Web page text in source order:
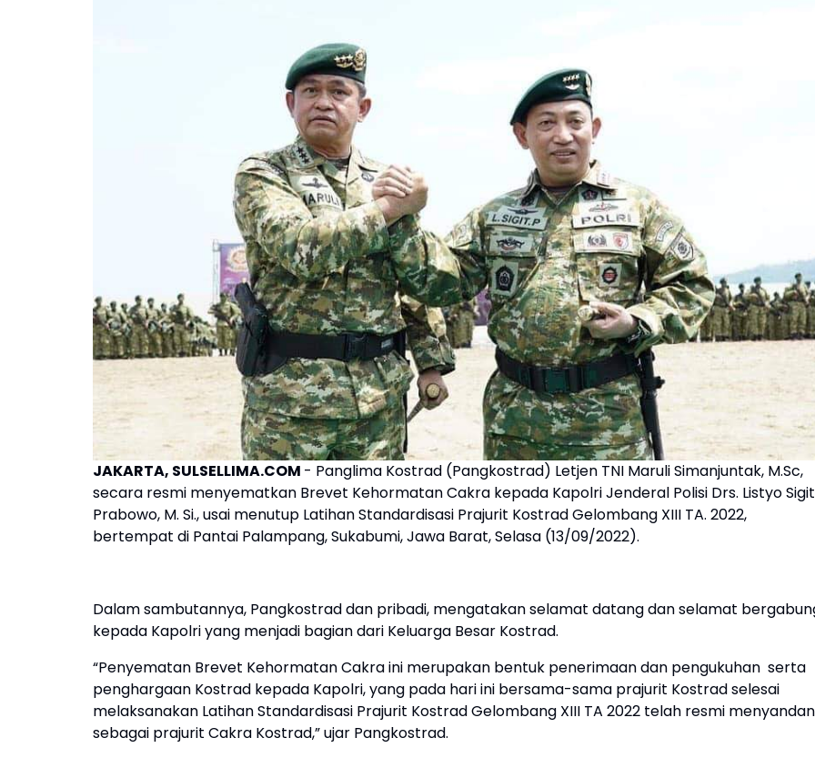
JAKARTA, SULSELLIMA.COM - Panglima Kostrad (Pangkostrad) Letjen TNI Maruli Simanjuntak, M.Sc,
secara resmi menyematkan Brevet Kehormatan Cakra kepada Kapolri Jenderal Polisi Drs. Listyo Sigit
Prabowo, M. Si., usai menutup Latihan Standardisasi Prajurit Kostrad Gelombang XIII TA. 2022,
bertempat di Pantai Palampang, Sukabumi, Jawa Barat, Selasa (13/09/2022).
Dalam sambutannya, Pangkostrad dan pribadi, mengatakan selamat datang dan selamat
kepada Kapolri yang menjadi bagian dari Keluarga Besar Kostrad.
“Penyematan Brevet Kehormatan Cakra ini merupakan bentuk penerimaan dan pengukuhan serta
penghargaan Kostrad kepada Kapolri, yang pada hari ini bersama-sama prajurit Kostrad selesai
melaksanakan Latihan Standardisasi Prajurit Kostrad Gelombang XIII TA 2022 telah resmi
sebagai prajurit Cakra Kostrad,” ujar Pangkostrad.